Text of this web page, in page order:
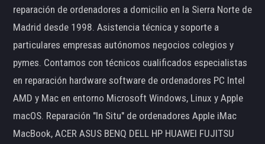
reparación de ordenadores a domicilio en la Sierra Norte de
Madrid desde 1998. Asistencia técnica y soporte a
particulares empresas autónomos negocios colegios y
pymes. Contamos con técnicos cualificados especialistas
en reparación hardware software de ordenadores PC Intel
AMD y Mac en entorno Microsoft Windows, Linux y Apple
macOS. Reparación "In Situ" de ordenadores Apple iMac
MacBook, ACER ASUS BENQ DELL HP HUAWEI FUJITSU